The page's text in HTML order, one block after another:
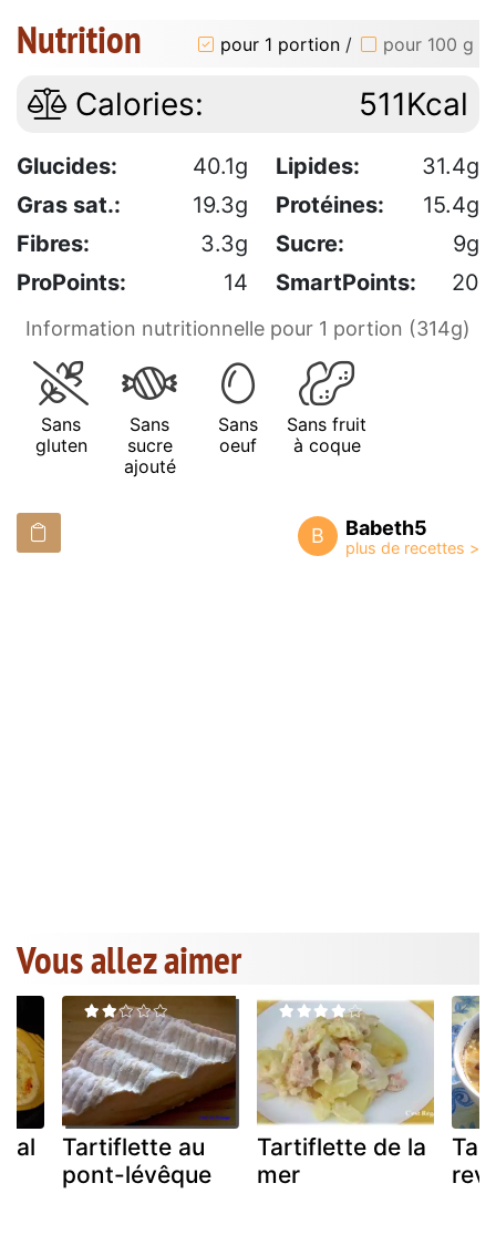
Nutrition pour 1 portion / pour 100 g
Calories: 511Kcal
Glucides: 40.1g Lipides:
31.4g
Gras sat.:
19.3g Protéines:
15.4g
Fibres:
3.3g Sucre:
9g
ProPoints:
14 SmartPoints: 20
Information nutritionnelle pour 1 portion (314g)
Sans
gluten
Sans
sucre
ajouté
Sans
oeuf
Sans fruit
à coque
B Babeth5
Vous allez aimer
Tartiflette au
pont-lévêque
Tartiflette de la
mer